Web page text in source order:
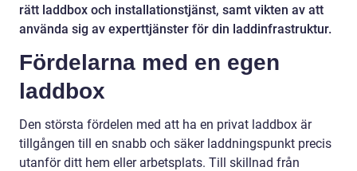
rätt laddbox och installationstjänst, samt vikten av att
använda sig av experttjänster för din laddinfrastruktur.
Fördelarna med en egen
laddbox
Den största fördelen med att ha en privat laddbox är
tillgången till en snabb och säker laddningspunkt precis
utanför ditt hem eller arbetsplats. Till skillnad från